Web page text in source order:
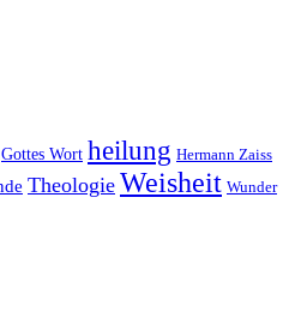
Gottes Wort heilung Hermann Zaiss
Theologie Weisheit Wunder